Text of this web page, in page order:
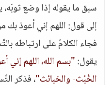
سبق ما يقوله إذا وضع
إلى قول: اللهم إني أعوذ بك
فجاء الكلامُ على ارتباطه
يقول:"بسم الله، اللهم
الخُبُث- والخبائث"، فذكر